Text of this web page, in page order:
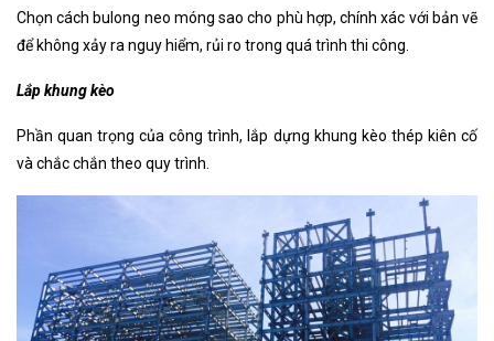
Chọn cách bulong neo móng sao cho phù hợp, chính xác với bản vẽ
để không xảy ra nguy hiểm, rủi ro trong quá trình thi công.
Lắp khung kèo
Phần quan trọng của công trình, lắp dựng khung kèo thép kiên cố
và chắc chắn theo quy trình.